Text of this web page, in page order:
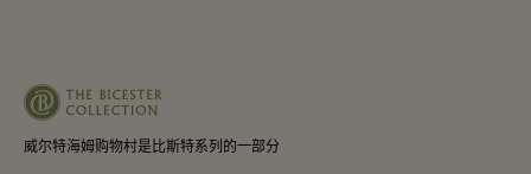
威尔特海姆购物村是比斯特系列的一部分